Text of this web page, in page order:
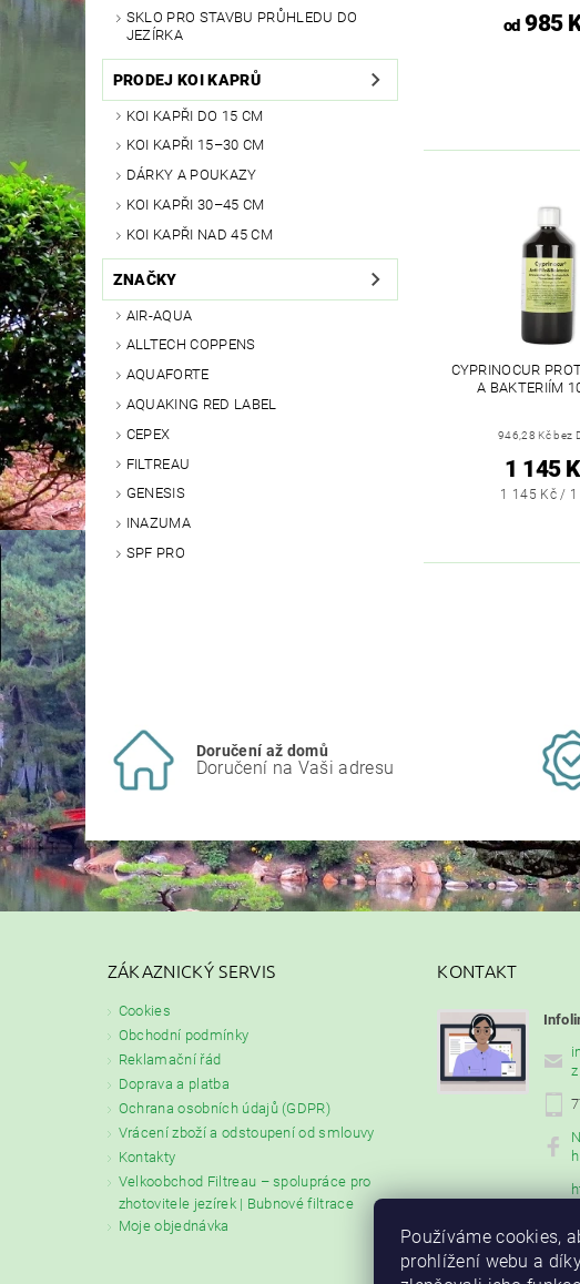
SKLO PRO STAVBU PRŮHLEDU DO
JEZÍRKA
PRODEJ KOI KAPRŮ
KOI KAPŘI DO 15 CM
KOI KAPŘI 15–30 CM
DÁRKY A POUKAZY
KOI KAPŘI 30–45 CM
KOI KAPŘI NAD 45 CM
ZNAČKY
AIR-AQUA
ALLTECH COPPENS
AQUAFORTE
AQUAKING RED LABEL
CEPEX
FILTREAU
GENESIS
INAZUMA
SPF PRO
od985
CYPRINOCUR
A BAKTERIÍM
946,28 Kč bez
1 145
1 145 Kč / 1
Doručení až domů
Doručení na Vaši adresu
ZÁKAZNICKÝ SERVIS
Cookies
Obchodní podmínky
Reklamační řád
Doprava a platba
Ochrana osobních údajů (GDPR)
Vrácení zboží a odstoupení od smlouvy
Kontakty
Velkoobchod Filtreau – spolupráce pro
zhotovitele jezírek | Bubnové filtrace
Moje objednávka
KONTAKT
z
Používáme cookies,
prohlížení webu a